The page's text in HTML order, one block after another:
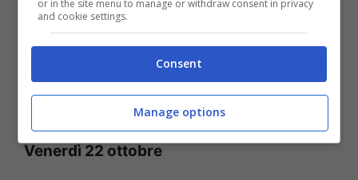
in differita di qualifiche e gare in prima
serata dato che la differita del Gran Premio
di F1 degli Stati Uniti andrà in onda a
mezzanotte.
Venerdì 22 ottobre
or in the site menu to manage or withdraw consent in privacy
and cookie settings.
Consent
Manage options